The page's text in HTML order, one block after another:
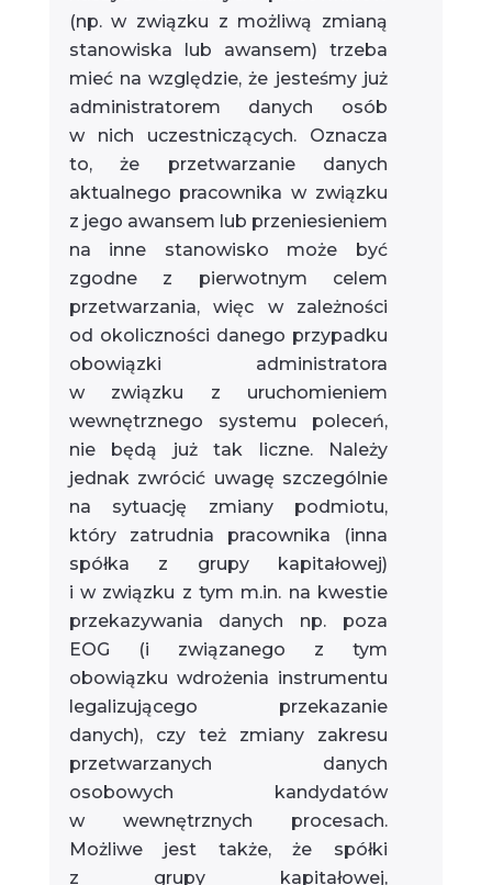
(np. w związku z możliwą zmianą
stanowiska lub awansem) trzeba
mieć na względzie, że jesteśmy już
administratorem danych osób
w nich uczestniczących. Oznacza
to, że przetwarzanie danych
aktualnego pracownika w związku
z jego awansem lub przeniesieniem
na inne stanowisko może być
zgodne z pierwotnym celem
przetwarzania, więc w zależności
od okoliczności danego przypadku
obowiązki administratora
w związku z uruchomieniem
wewnętrznego systemu poleceń,
nie będą już tak liczne. Należy
jednak zwrócić uwagę szczególnie
na sytuację zmiany podmiotu,
który zatrudnia pracownika (inna
spółka z grupy kapitałowej)
i w związku z tym m.in. na kwestie
przekazywania danych np. poza
EOG (i związanego z tym
obowiązku wdrożenia instrumentu
legalizującego przekazanie
danych), czy też zmiany zakresu
przetwarzanych danych
osobowych kandydatów
w wewnętrznych procesach.
Możliwe jest także, że spółki
z grupy kapitałowej,